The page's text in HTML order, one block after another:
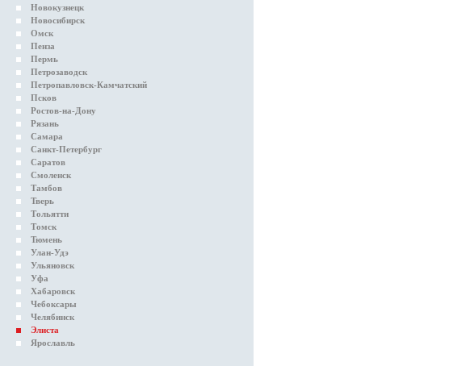
Новокузнецк
Новосибирск
Омск
Пенза
Пермь
Петрозаводск
Петропавловск-Камчатский
Псков
Ростов-на-Дону
Рязань
Самара
Санкт-Петербург
Саратов
Смоленск
Тамбов
Тверь
Тольятти
Томск
Тюмень
Улан-Удэ
Ульяновск
Уфа
Хабаровск
Чебоксары
Челябинск
Элиста
Ярославль